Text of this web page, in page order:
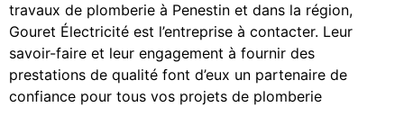
travaux de plomberie à Penestin et dans la région,
Gouret Électricité est l’entreprise à contacter. Leur
savoir-faire et leur engagement à fournir des
prestations de qualité font d’eux un partenaire de
confiance pour tous vos projets de plomberie